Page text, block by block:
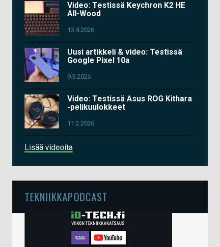
Video: Testissä Keychron K2 HE
All-Wood
13.4.2026
Uusi artikkeli & video: Testissä
Google Pixel 10a
9.3.2026
Video: Testissä Asus ROG Kithara
-pelikuulokkeet
11.2.2026
Lisää videoita
TEKNIIKKAPODCAST